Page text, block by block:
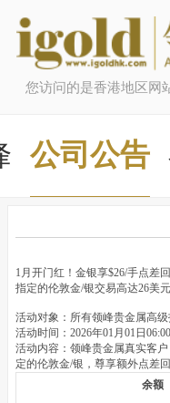
您访问的是香港地区网
公司公告
1 月开门红！金银享$26/手点差
指定的伦敦金/银交易高达26美元
活动对象：所有领峰贵金属高
活动时间： 2026年01 月 01 日
活动内容：领峰贵金属真实客
定的伦敦金/银，尊享额外点差回
余额